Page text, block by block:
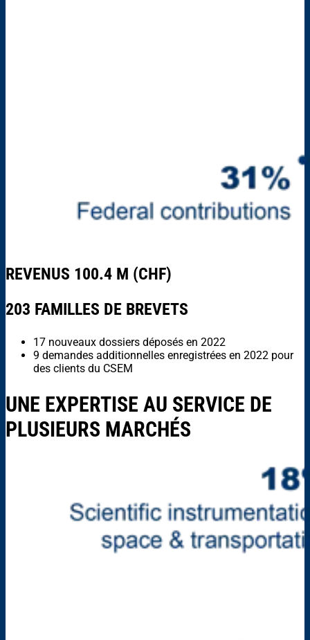
REVENUS 100.4 M (CHF)
203 FAMILLES DE BREVETS
17 nouveaux dossiers déposés en 2022
9 demandes additionnelles enregistrées en 2022 pour
des clients du CSEM
UNE EXPERTISE AU SERVICE DE
PLUSIEURS MARCHÉS